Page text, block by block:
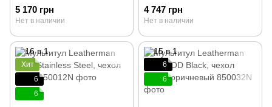
Steel, нейлоновый чехол
832299
5 170 грн
Нет в наличии
4 747 грн
Нет в наличии
Хит
6
6
6
6